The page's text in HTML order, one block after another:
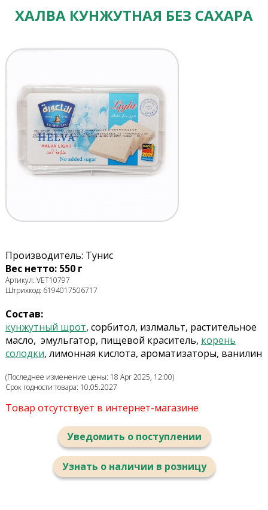
ХАЛВА КУНЖУТНАЯ БЕЗ САХАРА
Производитель: Тунис
Вес нетто: 550 г
Артикул: VET10797
Штрихкод: 6194017506717
Состав:
кунжутный шрот, сорбитол, излмальт, растительное
масло, эмульгатор, пищевой краситель, корень
солодки, лимонная кислота, ароматизаторы, ванилин
(Последнее изменение цены: 18 Apr 2025, 12:00)
Срок годности товара: 10.05.2027
Товар отсутствует в интернет-магазине
Уведомить о поступлении
Узнать о наличии в розницу